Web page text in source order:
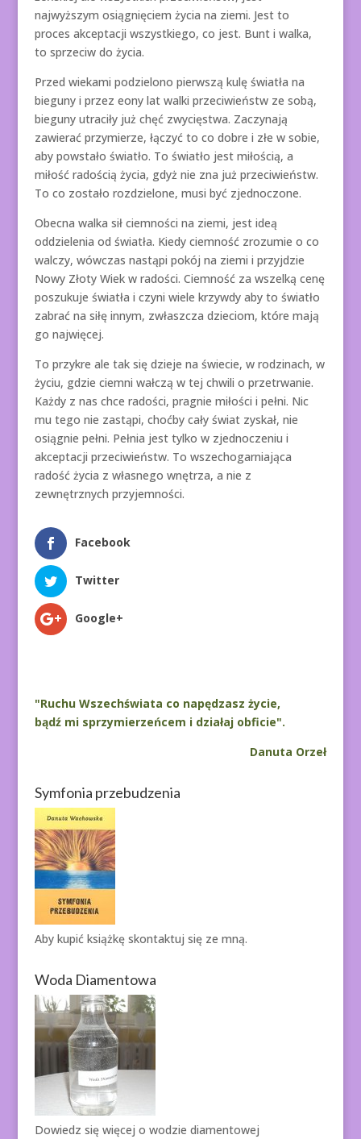
najwyższym osiągnięciem życia na ziemi. Jest to
proces akceptacji wszystkiego, co jest. Bunt i walka,
to sprzeciw do życia.
Przed wiekami podzielono pierwszą kulę światła na
bieguny i przez eony lat walki przeciwieństw ze sobą,
bieguny utraciły już chęć zwycięstwa. Zaczynają
zawierać przymierze, łączyć to co dobre i złe w sobie,
aby powstało światło. To światło jest miłością, a
miłość radością życia, gdyż nie zna już przeciwieństw.
To co zostało rozdzielone, musi być zjednoczone.
Obecna walka sił ciemności na ziemi, jest ideą
oddzielenia od światła. Kiedy ciemność zrozumie o co
walczy, wówczas nastąpi pokój na ziemi i przyjdzie
Nowy Złoty Wiek w radości. Ciemność za wszelką cenę
poszukuje światła i czyni wiele krzywdy aby to światło
zabrać na siłę innym, zwłaszcza dzieciom, które mają
go najwięcej.
To przykre ale tak się dzieje na świecie, w rodzinach, w
życiu, gdzie ciemni wałczą w tej chwili o przetrwanie.
Każdy z nas chce radości, pragnie miłości i pełni. Nic
mu tego nie zastąpi, choćby cały świat zyskał, nie
osiągnie pełni. Pełnia jest tylko w zjednoczeniu i
akceptacji przeciwieństw. To wszechogarniająca
radość życia z własnego wnętrza, a nie z
zewnętrznych przyjemności.
Facebook
Twitter
Google+
"Ruchu Wszechświata co napędzasz życie,
bądź mi sprzymierzeńcem i działaj obficie".
Danuta Orzeł
Symfonia przebudzenia
Aby kupić książkę skontaktuj się ze mną.
Woda Diamentowa
Dowiedz się więcej o wodzie diamentowej